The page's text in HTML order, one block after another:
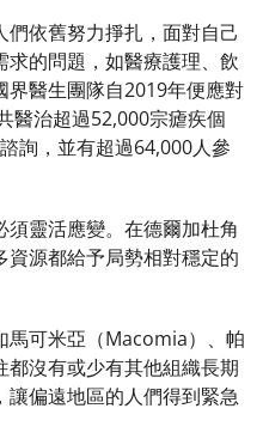
依舊努力掙扎，面對自己
的問題，如醫療護理、飲
界醫生團隊自2019年便應對
醫治超過52,000宗瘧疾個
詢，並有超過64,000人參
靈活應變。在德爾加杜角
源都給予局勢相對穩定的
馬可米亞（Macomia）、帕
沒有或少有其他組織長期
偏遠地區的人們得到緊急